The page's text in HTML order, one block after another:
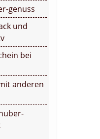
genuss
und
bei
anderen